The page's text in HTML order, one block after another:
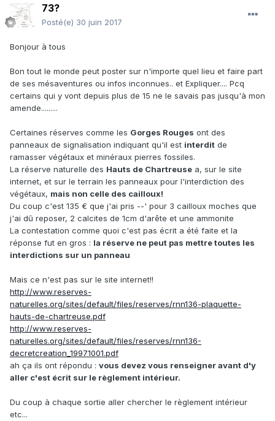
73?
Posté(e) 30 juin 2017
Bonjour à tous
Bon tout le monde peut poster sur n'importe quel lieu et faire part
de ses mésaventures ou infos inconnues.. et Expliquer.... Pcq
certains qui y vont depuis plus de 15 ne le savais pas jusqu'à mon
amende.........
Certaines réserves comme les Gorges Rouges ont des
panneaux de signalisation indiquant qu'il est interdit de
ramasser végétaux et minéraux pierres fossiles.
La réserve naturelle des Hauts de Chartreuse a, sur le site
internet, et sur le terrain les panneaux pour l'interdiction des
végétaux, mais non celle des cailloux!
Du coup c'est 135 € que j'ai pris --' pour 3 cailloux moches que
j'ai dû reposer, 2 calcites de 1cm d'arête et une ammonite
La contestation comme quoi c'est pas écrit a été faite et la
réponse fut en gros : la réserve ne peut pas mettre toutes les
interdictions sur un panneau
Mais ce n'est pas sur le site internet!!
http://www.reserves-
naturelles.org/sites/default/files/reserves/rnn136-plaquette-
hauts-de-chartreuse.pdf
http://www.reserves-
naturelles.org/sites/default/files/reserves/rnn136-
decretcreation_19971001.pdf
ah ça ils ont répondu : vous devez vous renseigner avant d'y
aller c'est écrit sur le règlement intérieur.
Du coup à chaque sortie aller chercher le règlement intérieur
etc...